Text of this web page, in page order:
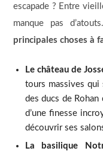
escapade ? Entre
manque pas
principales choses à
Le château de
tours massives qui
des ducs de Rohan
d’une finesse
découvrir ses
La basilique